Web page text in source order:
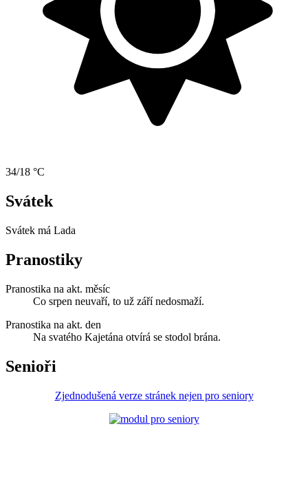
34/18 °C
Svátek
Svátek má Lada
Pranostiky
Pranostika na akt. měsíc
Co srpen neuvaří, to už září nedosmaží.
Pranostika na akt. den
Na svatého Kajetána otvírá se stodol brána.
Senioři
Zjednodušená verze stránek nejen pro seniory